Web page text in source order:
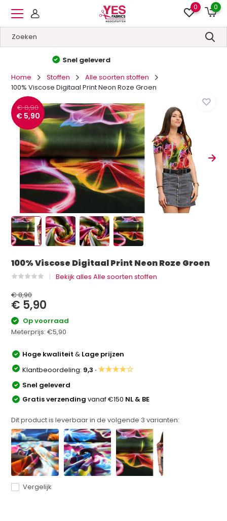
0 0
Hoge kwaliteit
Home
Stoffen
Alle soorten stoffen
100% Viscose Digitaal Print Neon Roze Groen
€ 8,90
€ 5,90
100% Viscose Digitaal Print Neon Roze Groen
Bekijk alles Alle soorten stoffen
€ 8,90
€ 5,90
Op voorraad
Meterprijs:€5,90
Hoge kwaliteit& Lage prijzen
Klantbeoordeling: 9,3 ·★★★★☆
Snel geleverd
Gratis verzendingvanaf €150 NL & BE
Dit product is leverbaar in de volgende 3 varianten:
Vergelijk